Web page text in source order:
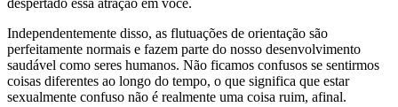
Independentemente disso, as flutuações de orientação são
perfeitamente normais e fazem parte do nosso desenvolvimento
saudável como seres humanos. Não ficamos confusos se sentirmos
coisas diferentes ao longo do tempo, o que significa que estar
sexualmente confuso não é realmente uma coisa ruim, afinal.